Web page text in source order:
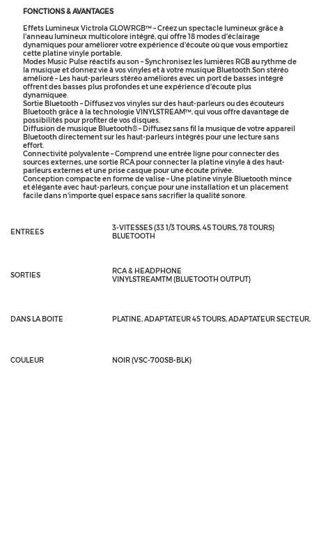
FONCTIONS & AVANTAGES
Effets Lumineux Victrola GLOWRGB™ – Créez un spectacle lumineux grâce à
l'anneau lumineux multicolore intégré, qui offre 18 modes d'éclairage
dynamiques pour améliorer votre expérience d'écoute où que vous emportiez
cette platine vinyle portable.
Modes Music Pulse réactifs au son – Synchronisez les lumières RGB au rythme de
la musique et donnez vie à vos vinyles et à votre musique Bluetooth.Son stéréo
amélioré – Les haut-parleurs stéréo améliorés avec un port de basses intégré
offrent des basses plus profondes et une expérience d'écoute plus
dynamiquee.
Sortie Bluetooth – Diffusez vos vinyles sur des haut-parleurs ou des écouteurs
Bluetooth grâce à la technologie VINYLSTREAM™, qui vous offre davantage de
possibilités pour profiter de vos disques.
Diffusion de musique Bluetooth® – Diffusez sans fil la musique de votre appareil
Bluetooth directement sur les haut-parleurs intégrés pour une lecture sans
effort.
Connectivité polyvalente – Comprend une entrée ligne pour connecter des
sources externes, une sortie RCA pour connecter la platine vinyle à des haut-
parleurs externes et une prise casque pour une écoute privée.
Conception compacte en forme de valise – Une platine vinyle Bluetooth mince
et élégante avec haut-parleurs, conçue pour une installation et un placement
facile dans n'importe quel espace sans sacrifier la qualité sonore.
ENTREES
3-VITESSES (33 1/3 TOURS, 45 TOURS, 78 TOURS)
BLUETOOTH
SORTIES
RCA & HEADPHONE
VINYLSTREAMTM (BLUETOOTH OUTPUT)
DANS LA BOITE PLATINE, ADAPTATEUR 45 TOURS, ADAPTATEUR
COULEUR NOIR (VSC-700SB-BLK)